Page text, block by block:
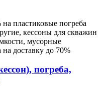
пластиковые погреба
кессоны для скважин
мусорные
доставку до 70%
погреба,